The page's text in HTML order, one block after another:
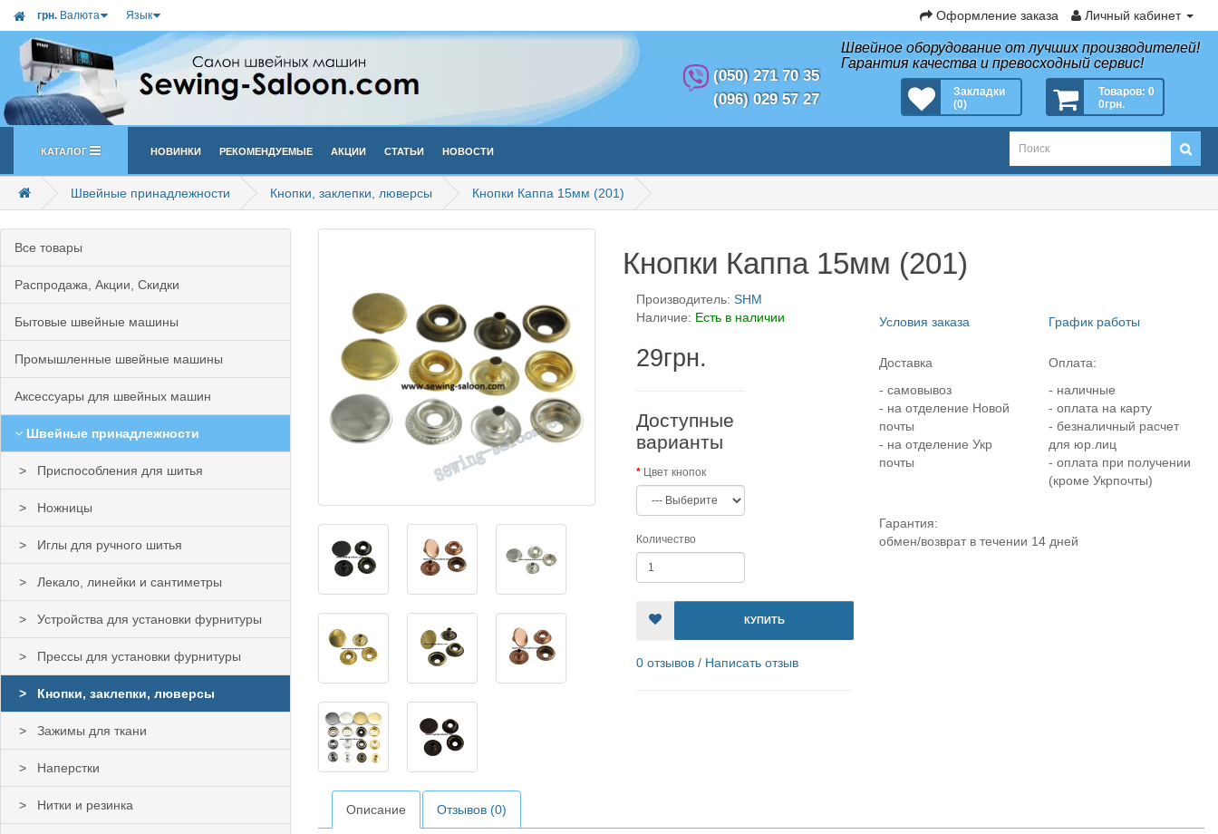
грн. Валюта Язык Оформление заказа Личный кабинет
(050) 271 70 35
(096) 029 57 27
Швейное оборудование от лучших производителей!
Гарантия качества и превосходный сервис!
Закладки
(0)
Товаров: 0
0грн.
Каталог Новинки Рекомендуемые Акции Статьи Новости
Швейные принадлежности Кнопки, заклепки, люверсы Кнопки Каппа 15мм (201)
Все товары
Распродажа, Акции, Скидки
Бытовые швейные машины
Промышленные швейные машины
Аксессуары для швейных машин
Швейные принадлежности
Приспособления для шитья
Ножницы
Иглы для ручного шитья
Лекало, линейки и сантиметры
Устройства для установки фурнитуры
Прессы для установки фурнитуры
Кнопки, заклепки, люверсы
Зажимы для ткани
Наперстки
Нитки и резинка
Кнопки Каппа 15мм (201)
Производитель: SHM
Наличие: Есть в наличии
29грн.
Доступные
варианты
Цвет кнопок
Количество
КУПИТЬ
0 отзывов / Написать отзыв
Условия заказа
Доставка
- самовывоз
- на отделение Новой
почты
- на отделение Укр
почты
График работы
Оплата:
- наличные
- оплата на карту
- безналичный расчет
для юр.лиц
- оплата при получении
(кроме Укрпочты)
Гарантия:
обмен/возврат в течении 14 дней
Описание Отзывов (0)